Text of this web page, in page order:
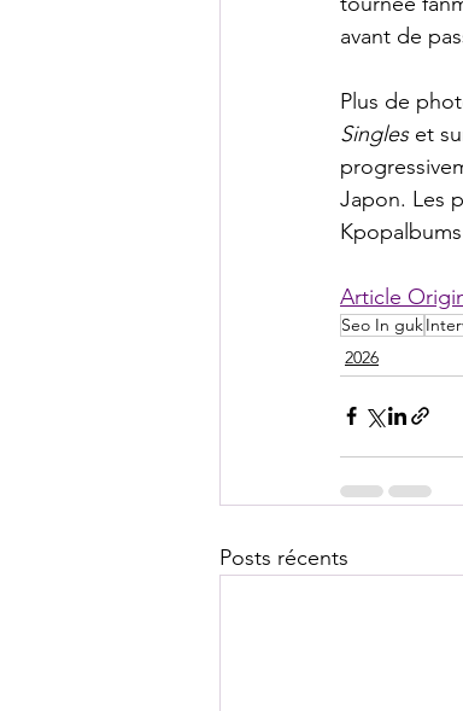
avant de
Plus de
Singles et
Japon. Les
Article
Seo In guk
2026
Posts récents